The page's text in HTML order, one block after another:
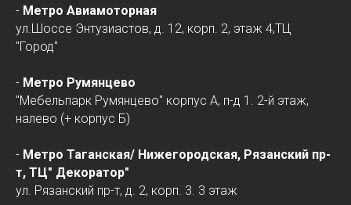
- Метро Авиамоторная
ул.Шоссе Энтузиастов, д. 12, корп. 2, этаж 4,ТЦ
"Город"
- Метро Румянцево
"Мебельпарк Румянцево" корпус А, п-д 1. 2-й этаж,
налево (+ корпус Б)
- Метро Таганская/ Нижегородская, Рязанский пр-
т, ТЦ" Декоратор"
ул. Рязанский пр-т, д. 2, корп. 3. 3 этаж